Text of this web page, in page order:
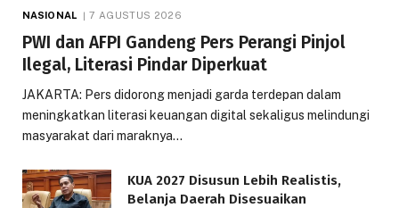
NASIONAL 7 AGUSTUS 2026
PWI dan AFPI Gandeng Pers Perangi Pinjol
Ilegal, Literasi Pindar Diperkuat
JAKARTA: Pers didorong menjadi garda terdepan dalam
meningkatkan literasi keuangan digital sekaligus melindungi
masyarakat dari maraknya…
KUA 2027 Disusun Lebih Realistis,
Belanja Daerah Disesuaikan